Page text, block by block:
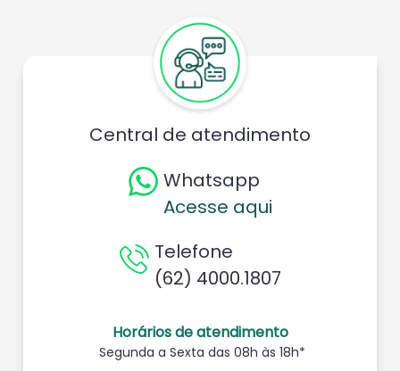
Central de atendimento
Whatsapp
Acesse aqui
Telefone
(62) 4000.1807
Horários de atendimento
Segunda a Sexta das 08h às 18h*